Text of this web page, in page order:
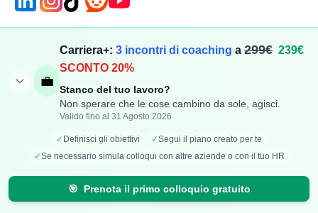
💼
Carriera+: 3 incontri di coaching a 299€ 239€
SCONTO 20%
Stanco del tuo lavoro?
Non sperare che le cose cambino da sole, agisci.
Valido fino al 31 Agosto 2026
✓ Definisci gli obiettivi ✓Segui il piano creato per te
✓Se necessario simula colloqui con altre aziende o con il tuo HR
🎯 Prenota il primo colloquio gratuito
Aggiungi Compenso
Stipendi Dipendenti
Fatturati Partite IVA
Stipendi
Classifica Aziende
Mappa Stipendi Italia
Calcolatori